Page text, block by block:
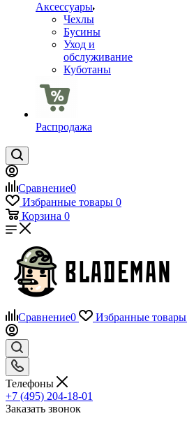
Аксессуары
Чехлы
Бусины
Уход и
обслуживание
Куботаны
Распродажа
Сравнение0
Избранные товары 0
Корзина 0
Сравнение0 Избранные товары
Телефоны
+7 (495) 204-18-01
Заказать звонок